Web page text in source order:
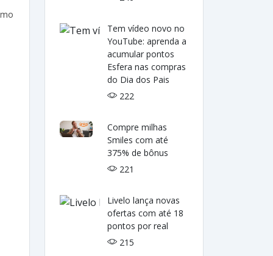
Tem vídeo novo no
YouTube: aprenda a
acumular pontos
Esfera nas compras
do Dia dos Pais
222
Compre milhas
Smiles com até
375% de bônus
221
Livelo lança novas
ofertas com até 18
pontos por real
215